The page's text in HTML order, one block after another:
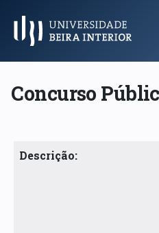
Menu Principal
Concurso
Descrição: